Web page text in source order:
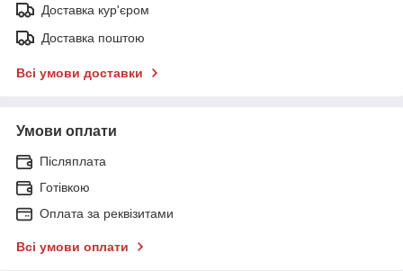
Доставка кур'єром
Доставка поштою
Всі умови доставки
Умови оплати
Післяплата
Готівкою
Оплата за реквізитами
Всі умови оплати